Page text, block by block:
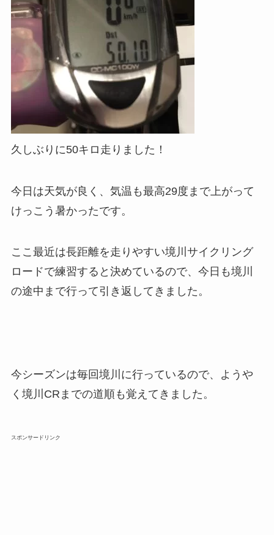
久しぶりに50キロ走りました！
今日は天気が良く、気温も最高29度まで上がって
けっこう暑かったです。
ここ最近は長距離を走りやすい境川サイクリング
ロードで練習すると決めているので、今日も境川
の途中まで行って引き返してきました。
今シーズンは毎回境川に行っているので、ようや
く境川CRまでの道順も覚えてきました。
スポンサードリンク